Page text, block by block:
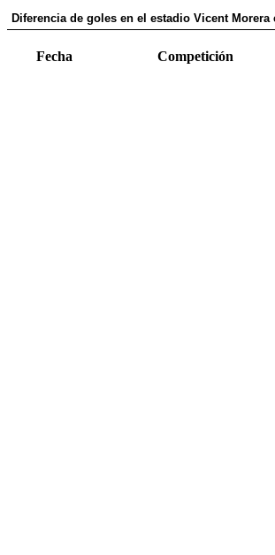
Diferencia de goles en el estadio Vicent
Fecha Competición